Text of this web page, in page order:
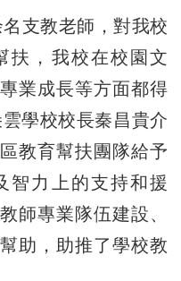
支教老師，對我校
扶，我校在校園文
業成長等方面都得
學校校長秦昌貴介
教育幫扶團隊給予
智力上的支持和援
師專業隊伍建設、
助，助推了學校教